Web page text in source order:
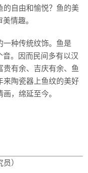
的自由和愉悦？鱼的美
情趣。
一种传统纹饰。鱼是
音。因而民间多有以汉
贵有余、吉庆有余、鱼
来陶瓷器上鱼纹的美好
，绵延至今。
）